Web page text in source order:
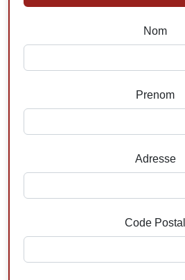
Nom
Prenom
Adresse
Code Postal